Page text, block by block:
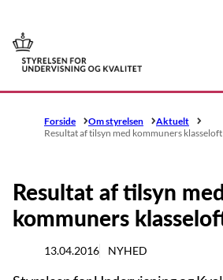
Gå til forsiden
Forside Om styrelsen
Aktuelt
Resultat af tilsyn med kommuners klasseloft
Resultat af tilsyn
kommuners
13.04.2016 NYHED